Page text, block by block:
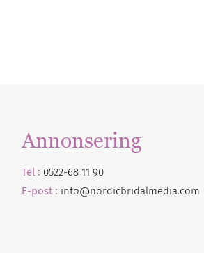
Annonsering
Tel : 0522-68 11 90
E-post : info@nordicbridalmedia.com